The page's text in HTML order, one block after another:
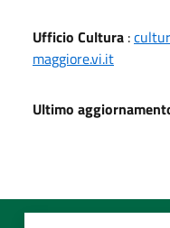
Ufficio Cultura :
maggiore.vi.it
Ultimo